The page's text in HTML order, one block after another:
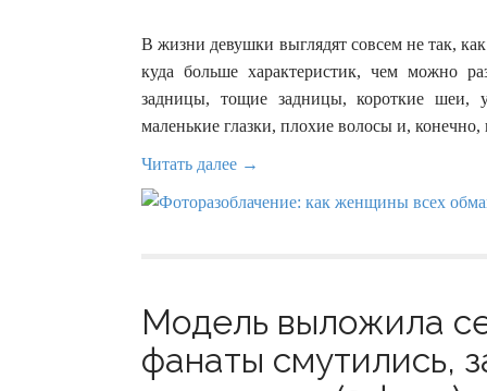
В жизни девушки выглядят совсем не так,
куда больше характеристик, чем можно
задницы, тощие задницы, короткие шеи,
маленькие глазки, плохие волосы и,
Читать далее →
Модель выложила
фанаты смутились,